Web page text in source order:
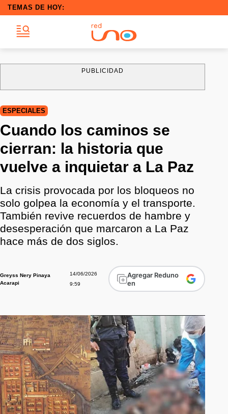
TEMAS DE HOY:
PUBLICIDAD
ESPECIALES
Cuando los caminos se
cierran: la historia que
vuelve a inquietar a La Paz
La crisis provocada por los bloqueos no
solo golpea la economía y el transporte.
También revive recuerdos de hambre y
desesperación que marcaron a La Paz
hace más de dos siglos.
Greyss Nery Pinaya
Acarapi
14/06/2026
9:59
Agregar Reduno
en